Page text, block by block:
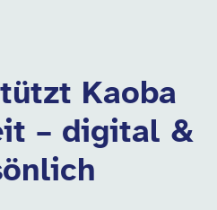
Kaoba
– digital &